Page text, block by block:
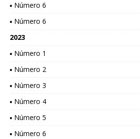
▪ Número 6
▪ Número 6
2023
▪ Número 1
▪ Número 2
▪ Número 3
▪ Número 4
▪ Número 5
▪ Número 6